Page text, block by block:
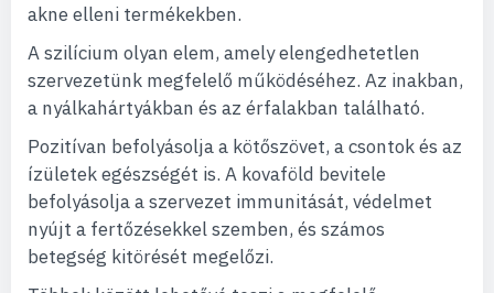
akne elleni termékekben.
A szilícium olyan elem, amely elengedhetetlen
szervezetünk megfelelő működéséhez. Az inakban,
a nyálkahártyákban és az érfalakban található.
Pozitívan befolyásolja a kötőszövet, a csontok és az
ízületek egészségét is. A kovaföld bevitele
befolyásolja a szervezet immunitását, védelmet
nyújt a fertőzésekkel szemben, és számos
betegség kitörését megelőzi.